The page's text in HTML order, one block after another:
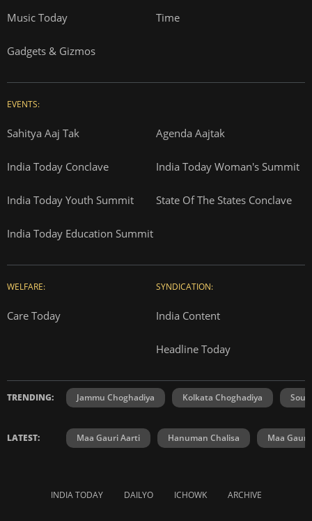
Music Today Time
Gadgets & Gizmos
EVENTS:
Sahitya Aaj Tak Agenda Aajtak
India Today Conclave India Today Woman's Summit
India Today Youth Summit State Of The States Conclave
India Today Education Summit
WELFARE:
Care Today
SYNDICATION:
India Content
Headline Today
TRENDING: Jammu Choghadiya Kolkata Choghadiya
LATEST: Maa Gauri Aarti Hanuman Chalisa Maa Gauri
INDIA TODAY DAILYO ICHOWK ARCHIVE